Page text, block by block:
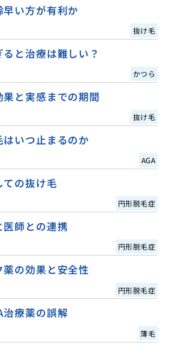
い方が有利か
抜け毛
と治療は難しい？
かつら
と実感までの期間
抜け毛
いつ止まるのか
AGA
ての抜け毛
円形脱毛症
師との連携
円形脱毛症
の効果と安全性
円形脱毛症
治療薬の誤解
薄毛